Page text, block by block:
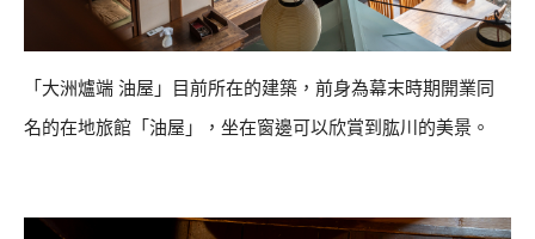
「大洲爐端 油屋」目前所在的建築，前身為幕末時期開業同
名的在地旅館「油屋」，坐在窗邊可以欣賞到肱川的美景。